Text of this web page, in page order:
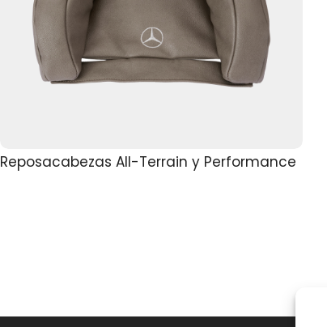
Reposacabezas All-Terrain y Performance